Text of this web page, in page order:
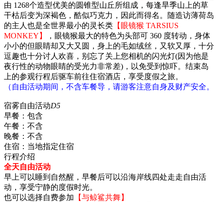
由 1268个造型优美的圆锥型山丘所组成，每逢旱季山上的草
干枯后变为深褐色，酷似巧克力，因此而得名。随造访薄荷岛
的主人也是全世界最小的灵长类 【眼镜猴 TARSIUS
MONKEY】
，眼镜猴最大的特色为头部可 360 度转动，身体
小小的但眼睛却又大又圆，身上的毛如绒丝，又软又厚，十分
逗趣也十分讨人欢喜，别忘了关上您相机的闪光灯(因为他是
夜行性的动物眼睛的受光力非常差)，以免受到惊吓。结束岛
上的参观行程后驱车前往住宿酒店，享受度假之旅。
（自由活动期间，不含车餐导，请游客注意自身及财产安全。
宿雾自由活动D5
早餐： 包含
午餐： 不含
晚餐： 不含
住宿： 当地指定住宿
行程介绍
全天自由活动
早上可以睡到自然醒，早餐后可以沿海岸线四处走走自由活
动，享受宁静的度假时光。
也可以选择自费参加 【与鲸鲨共舞】